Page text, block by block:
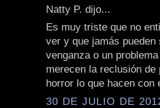
Natty P. dijo...
Es muy triste que no
ver y que jamás
venganza o un
merecen la reclusión
horror lo que hacen con
30 DE JULIO DE